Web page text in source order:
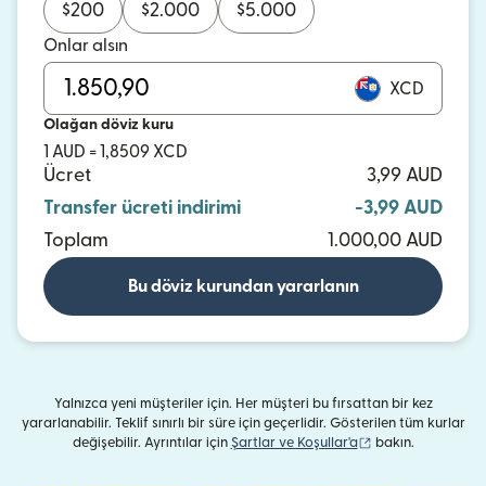
$200 $2.000 $5.000
Onlar alsın
XCD
Olağan döviz kuru
1 AUD = 1,8509 XCD
Ücret
3,99 AUD
Transfer ücreti indirimi
-3,99 AUD
Toplam
1.000,00 AUD
Bu döviz kurundan yararlanın
Yalnızca yeni müşteriler için. Her müşteri bu fırsattan bir kez
yararlanabilir. Teklif sınırlı bir süre için geçerlidir. Gösterilen tüm kurlar
değişebilir. Ayrıntılar için Şartlar ve Koşullar'a (yeni pencerede
bakın.